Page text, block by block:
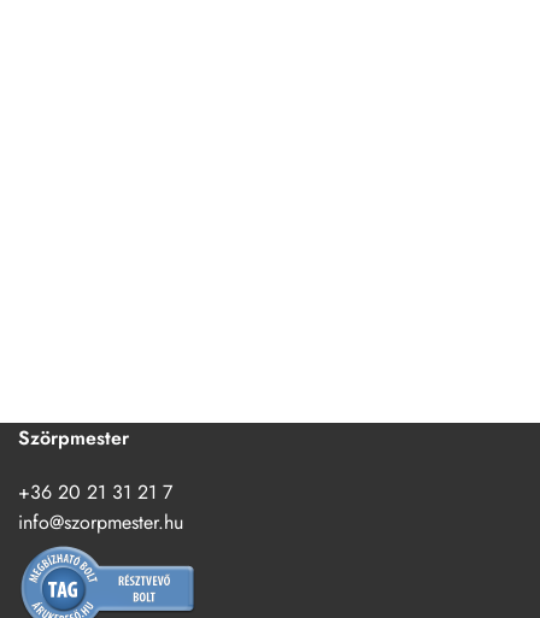
Szörpmester
+36 20 21 31 21 7
info@szorpmester.hu